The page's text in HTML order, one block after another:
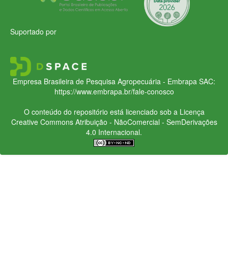
Suportado por
Empresa Brasileira de Pesquisa Agropecuária - Embrapa SAC:
https://www.embrapa.br/fale-conosco
O conteúdo do repositório está licenciado sob a Licença
Creative CommonsAtribuição - NãoComercial - SemDerivações
4.0 Internacional.